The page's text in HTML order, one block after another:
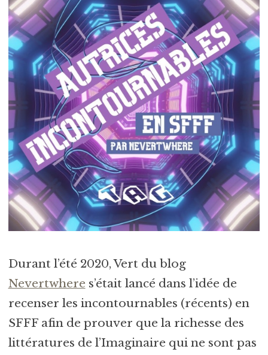
Durant l’été 2020, Vert du blog
Nevertwhere s’était lancé dans l’idée de
recenser les incontournables (récents) en
SFFF afin de prouver que la richesse des
littératures de l’Imaginaire qui ne sont pas